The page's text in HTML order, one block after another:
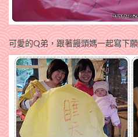
可愛的Q弟，跟著饅頭媽一起寫下